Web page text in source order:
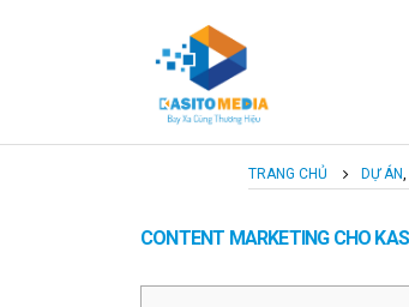
TRANG CHỦ DỰ ÁN,
CONTENT MARKETING CHO